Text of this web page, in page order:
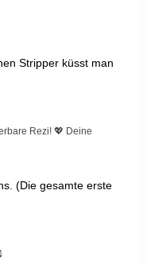
Stripper küsst man
Rezi! 💖 Deine
(Die gesamte erste